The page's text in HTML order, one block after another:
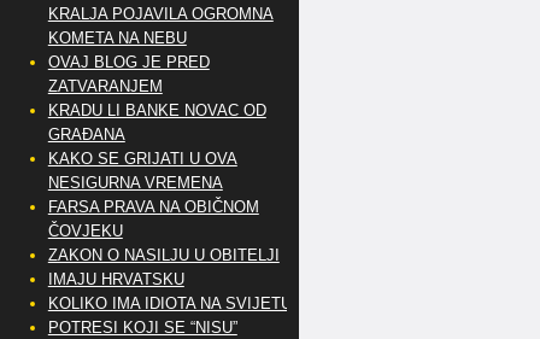
KRALJA POJAVILA OGROMNA
KOMETA NA NEBU
OVAJ BLOG JE PRED
ZATVARANJEM
KRADU LI BANKE NOVAC OD
GRAĐANA
KAKO SE GRIJATI U OVA
NESIGURNA VREMENA
FARSA PRAVA NA OBIČNOM
ČOVJEKU
ZAKON O NASILJU U OBITELJI
IMAJU HRVATSKU
KOLIKO IMA IDIOTA NA SVIJETU?
POTRESI KOJI SE “NISU”